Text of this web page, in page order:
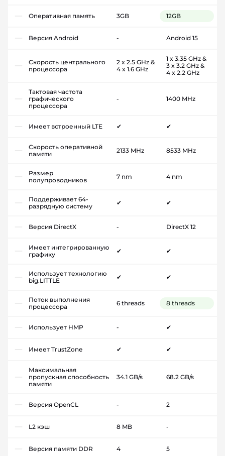
Оперативная память 3GB 12GB
Версия Android - Android 15
Скорость центрального
процессора
2 x 2.5 GHz &
4 x 1.6 GHz
1 x 3.35 GHz &
3 x 3.2 GHz &
4 x 2.2 GHz
Тактовая частота
графического
процессора
- 1400 MHz
Имеет встроенный LTE ✔ ✔
Скорость оперативной
памяти
2133 MHz 8533 MHz
Размер
полупроводников
7 nm 4 nm
Поддерживает 64-
разрядную систему
✔ ✔
Версия DirectX - DirectX 12
Имеет интегрированную
графику
✔ ✔
Использует технологию
big.LITTLE
✔ ✔
Поток выполнения
процессора
6 threads 8 threads
Использует HMP - ✔
Имеет TrustZone ✔ ✔
Максимальная
пропускная способность
памяти
34.1 GB/s 68.2 GB/s
Версия OpenCL - 2
L2 кэш 8 MB -
Версия памяти DDR 4 5